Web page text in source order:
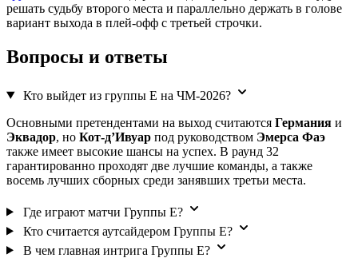
решать судьбу второго места и параллельно держать в голове
вариант выхода в плей-офф с третьей строчки.
Вопросы и ответы
Кто выйдет из группы E на ЧМ-2026?
Основными претендентами на выход считаются Германия и
Эквадор, но Кот-д’Ивуар под руководством Эмерса Фаэ
также имеет высокие шансы на успех. В раунд 32
гарантированно проходят две лучшие команды, а также
восемь лучших сборных среди занявших третьи места.
Где играют матчи Группы E?
Кто считается аутсайдером Группы E?
В чем главная интрига Группы E?